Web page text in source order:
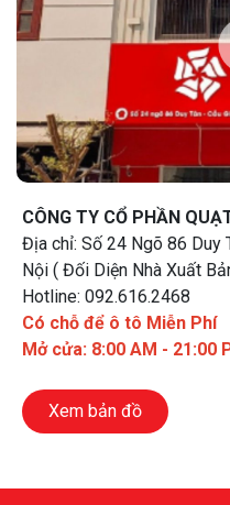
CÔNG TY CỔ PHẦN
Địa chỉ: Số 24 Ngõ 86 Duy
Nội ( Đối Diện Nhà Xuất
Hotline: 092.616.2468
Có chỗ để ô tô Miễn Phí
Mở cửa: 8:00 AM - 21:00
Xem bản đồ